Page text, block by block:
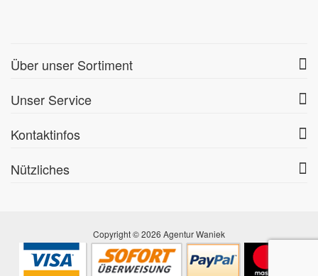
Über unser Sortiment
Unser Service
Kontaktinfos
Nützliches
Copyright © 2026 Agentur Waniek